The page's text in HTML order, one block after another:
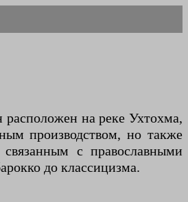
на реке Ухтохма,
производством, но также
с православными
до классицизма.